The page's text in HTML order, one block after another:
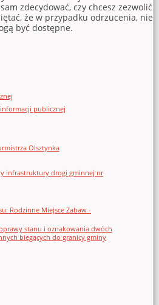
publicznej
Olsztynka
infrastruktury drogi gminnej nr
Rodzinne Miejsce Zabaw -
stanu i oznakowania dwóch
biegących do granicy gminy
zdecydować, czy chcesz zezwolić
że w przypadku odrzucenia, nie
być dostępne.